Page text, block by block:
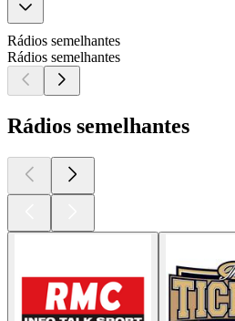
Rádios semelhantes
Rádios semelhantes
Rádios semelhantes